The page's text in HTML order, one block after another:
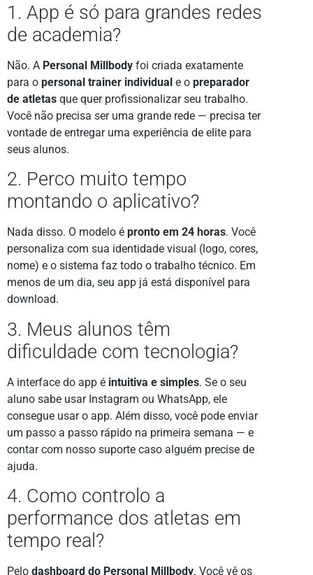
1. App é só para grandes redes
de academia?
Não. A Personal Millbody foi criada exatamente
para o personal trainer individual e o preparador
de atletas que quer profissionalizar seu trabalho.
Você não precisa ser uma grande rede — precisa ter
vontade de entregar uma experiência de elite para
seus alunos.
2. Perco muito tempo
montando o aplicativo?
Nada disso. O modelo é pronto em 24 horas. Você
personaliza com sua identidade visual (logo, cores,
nome) e o sistema faz todo o trabalho técnico. Em
menos de um dia, seu app já está disponível para
download.
3. Meus alunos têm
dificuldade com tecnologia?
A interface do app é intuitiva e simples. Se o seu
aluno sabe usar Instagram ou WhatsApp, ele
consegue usar o app. Além disso, você pode enviar
um passo a passo rápido na primeira semana — e
contar com nosso suporte caso alguém precise de
ajuda.
4. Como controlo a
performance dos atletas em
tempo real?
Pelo dashboard do Personal Millbody. Você vê os